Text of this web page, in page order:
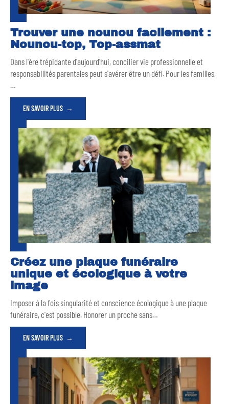
Trouver une nounou facilement :
Nounou-top, Top-assmat
Dans l'ère trépidante d'aujourd'hui, concilier vie professionnelle et
responsabilités parentales peut s'avérer être un défi. Pour les familles,
…
EN SAVOIR PLUS
Créez une plaque funéraire
unique et écologique à votre
image
Imposer à la fois singularité et conscience écologique à une plaque
funéraire, c'est possible. Honorer un proche sans…
EN SAVOIR PLUS